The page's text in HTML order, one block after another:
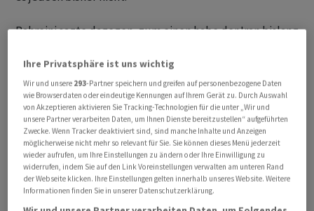
Bahreini sagte dagegen, zum einen habe der Iran bislang
Internationalen Atomenergiebehörde (IAEA) zur
Überwachung von Atomaktivitäten zugestimmt. Ob
Inspektoren wieder in den Iran reisen, sei Gegenstand
der Gespräche einer Arbeitsgruppe, die erst noch
zusammentreten müsse, sagte Bahreini.
Auch der iranische Aussenamtssprecher Ismail Baghai
hatte am Vormittag (Ortszeit) in Teheran vor Reportern
gesagt, dass aktuell keine Inspektionen beschädigter
Ihre Privatsphäre ist uns wichtig
Wir und unsere 293-Partner speichern und greifen auf personenbezogene Daten
wie Browserdaten oder eindeutige Kennungen auf Ihrem Gerät zu. Durch Auswahl
von Akzeptieren aktivieren Sie Tracking-Technologien für die unter „Wir und
unsere Partner verarbeiten Daten, um Ihnen Dienste bereitzustellen“ aufgeführten
Zwecke. Wenn Tracker deaktiviert sind, sind manche Inhalte und Anzeigen
möglicherweise nicht mehr so relevant für Sie. Sie können dieses Menü jederzeit
wieder aufrufen, um Ihre Einstellungen zu ändern oder Ihre Einwilligung zu
widerrufen, indem Sie auf den Link Voreinstellungen verwalten am unteren Rand
der Webseite klicken. Ihre Einstellungen gelten innerhalb unseres Website. Weitere
Informationen finden Sie in unserer Datenschutzerklärung.